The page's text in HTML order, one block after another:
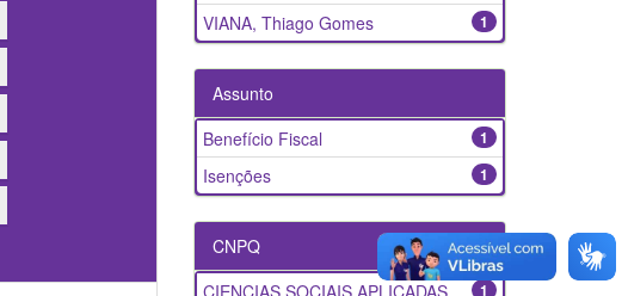
1
VIANA, Thiago Gomes
Assunto
1
Benefício Fiscal
1
Isenções
CNPQ
1
CIENCIAS SOCIAIS APLICADAS